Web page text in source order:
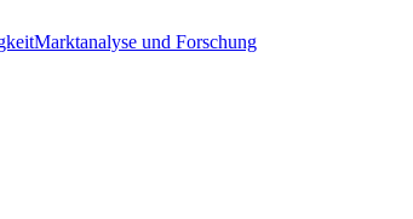
Marktanalyse und Forschung